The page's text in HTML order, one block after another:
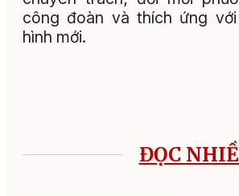
công đoàn và thích ứng
hình mới.
ĐỌC